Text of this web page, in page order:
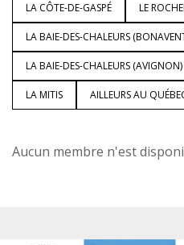
LA CÔTE-DE-GASPÉ LE
LA BAIE-DES-CHALEURS
LA BAIE-DES-CHALEURS (AVIGNON)
LA MITIS AILLEURS AU
Aucun membre n'est